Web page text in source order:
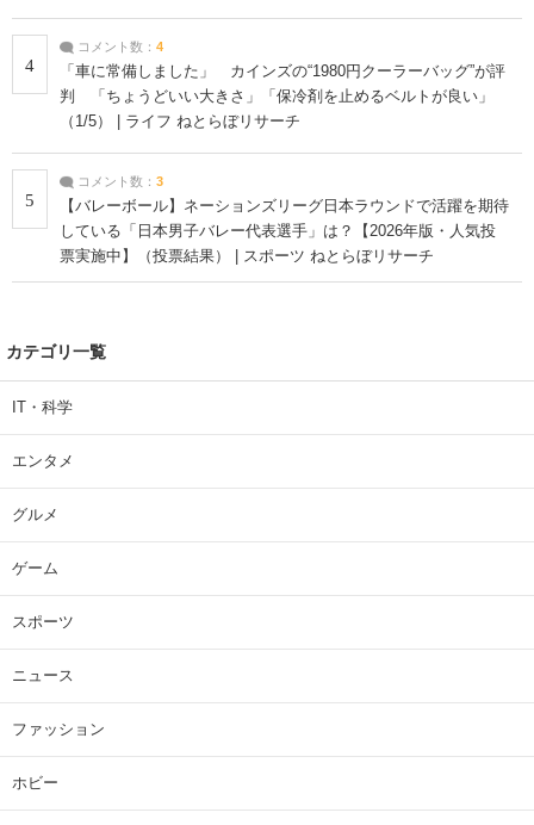
4
コメント数： 4
「車に常備しました」 カインズの“1980円クーラーバッグ”が評
判 「ちょうどいい大きさ」「保冷剤を止めるベルトが良い」
（1/5） | ライフ ねとらぼリサーチ
5
コメント数： 3
【バレーボール】ネーションズリーグ日本ラウンドで活躍を期待
している「日本男子バレー代表選手」は？【2026年版・人気投
票実施中】（投票結果） | スポーツ ねとらぼリサーチ
カテゴリ一覧
IT・科学
エンタメ
グルメ
ゲーム
スポーツ
ニュース
ファッション
ホビー